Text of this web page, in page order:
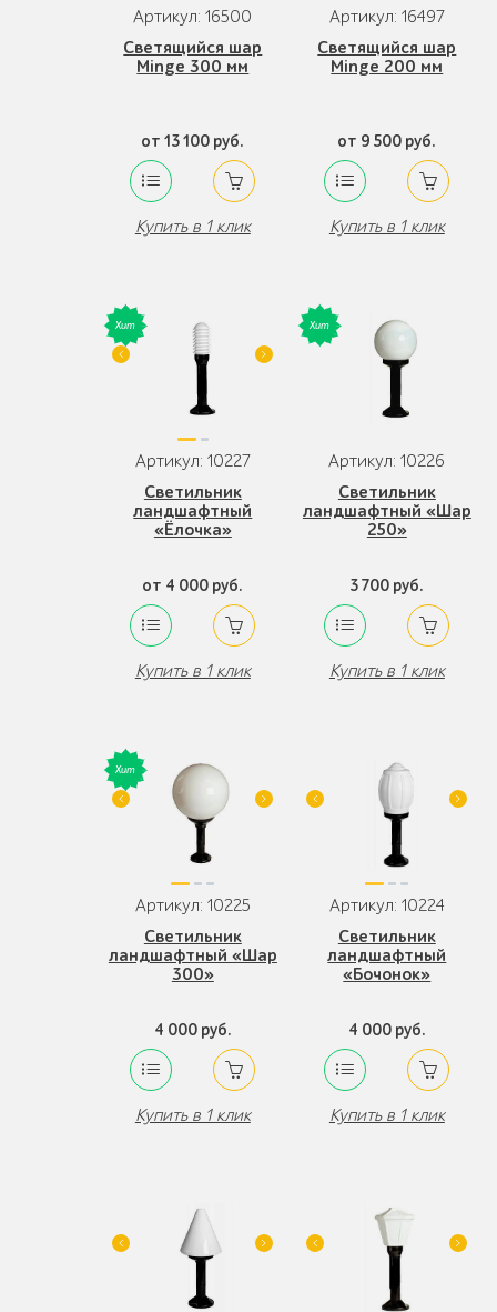
Артикул: 16500
Светящийся шар
Minge 300 мм
от 13 100 руб.
Купить в 1 клик
Артикул: 16497
Светящийся шар
Minge 200 мм
от 9 500 руб.
Купить в 1 клик
Артикул: 10227
Светильник
ландшафтный
«Ёлочка»
от 4 000 руб.
Купить в 1 клик
Артикул: 10226
Светильник
ландшафтный «Шар
250»
3 700 руб.
Купить в 1 клик
Артикул: 10225
Светильник
ландшафтный «Шар
300»
4 000 руб.
Купить в 1 клик
Артикул: 10224
Светильник
ландшафтный
«Бочонок»
4 000 руб.
Купить в 1 клик